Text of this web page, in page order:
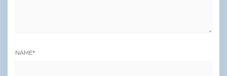
NAME*